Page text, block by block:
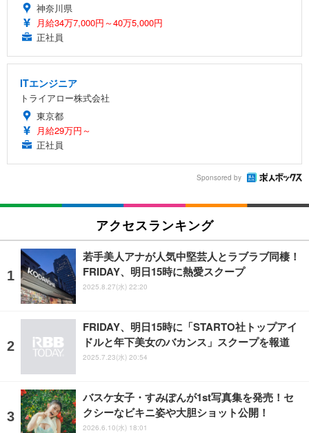
神奈川県
月給34万7,000円～40万5,000円
正社員
ITエンジニア
トライアロー株式会社
東京都
月給29万円～
正社員
Sponsored by
アクセスランキング
若手美人アナが人気中堅芸人とラブラブ同棲！
FRIDAY、明日15時に熱愛スクープ
2025.8.27(水) 22:20
FRIDAY、明日15時に「STARTO社トップアイ
ドルと年下美女のバカンス」スクープを報道
2025.7.23(水) 20:54
バスケ女子・すみぽんが1st写真集を発売！セ
クシーなビキニ姿や大胆ショット公開！
2026.6.10(水) 18:01